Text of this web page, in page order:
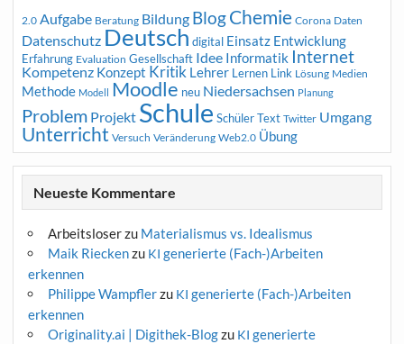
2.0 Aufgabe Beratung Bildung BlogChemie Corona Daten
Datenschutz Deutsch digital Einsatz Entwicklung
Erfahrung Evaluation Gesellschaft Idee Informatik Internet
Kompetenz Konzept Kritik Lehrer Lernen Link Lösung Medien
Methode Modell Moodle neu Niedersachsen Planung
Problem Projekt Schule Schüler Text Twitter Umgang
Unterricht Versuch Veränderung Web2.0 Übung
Neueste Kommentare
Arbeitsloserzu Materialismus vs. Idealismus
Maik Rieckenzu KI generierte (Fach-)Arbeiten
erkennen
Philippe Wampflerzu KI generierte (Fach-)Arbeiten
erkennen
Originality.ai | Digithek-Blogzu KI generierte